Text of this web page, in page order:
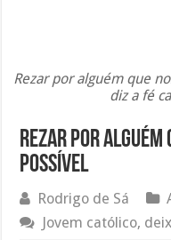
Rezar por alguém que
diz a fé
Rezar por alguém
possível
Rodrigo de Sá
Jovem católico,